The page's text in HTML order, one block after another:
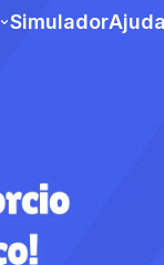
Simulador